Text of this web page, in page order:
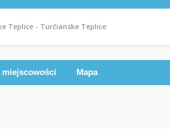
Teplice - Turčianske Teplice
miejscowości Mapa